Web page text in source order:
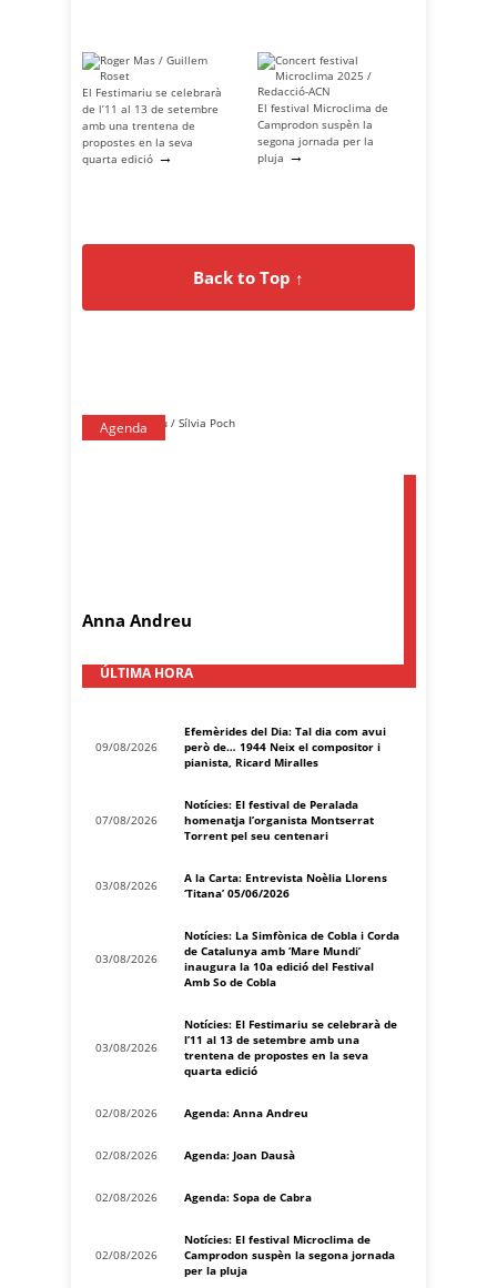
El Festimariu se celebrarà
de l’11 al 13 de setembre
amb una trentena de
propostes en la seva
quarta edició →
El festival Microclima de
Camprodon suspèn la
segona jornada per la
pluja →
Back to Top ↑
Agenda
Anna Andreu
ÚLTIMA HORA
09/08/2026
Efemèrides del Dia: Tal dia com avui
però de… 1944 Neix el compositor i
pianista, Ricard Miralles
07/08/2026
Notícies: El festival de Peralada
homenatja l’organista Montserrat
Torrent pel seu centenari
03/08/2026
A la Carta: Entrevista Noèlia Llorens
‘Titana’ 05/06/2026
03/08/2026
Notícies: La Simfònica de Cobla i Corda
de Catalunya amb ‘Mare Mundi’
inaugura la 10a edició del Festival
Amb So de Cobla
03/08/2026
Notícies: El Festimariu se celebrarà de
l’11 al 13 de setembre amb una
trentena de propostes en la seva
quarta edició
02/08/2026 Agenda: Anna Andreu
02/08/2026 Agenda: Joan Dausà
02/08/2026 Agenda: Sopa de Cabra
02/08/2026
Notícies: El festival Microclima de
Camprodon suspèn la segona jornada
per la pluja